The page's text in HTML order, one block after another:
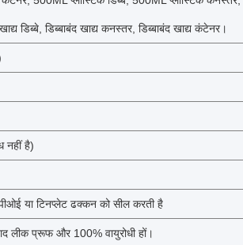
डिब्बे, डिब्बाबंद खाद्य कनस्तर, डिब्बाबंद खाद्य कंटेनर।
नहीं है)
या टिनप्लेट ढक्कन को सील करती है
लीक प्रूफ और 100% वायुरोधी हों।